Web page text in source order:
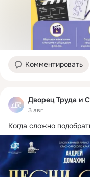
Комментировать
Дворец Труда и
3 авг
Когда сложно